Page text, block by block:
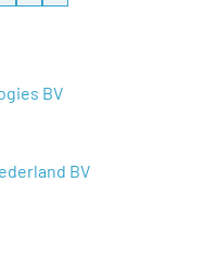
BV
BV